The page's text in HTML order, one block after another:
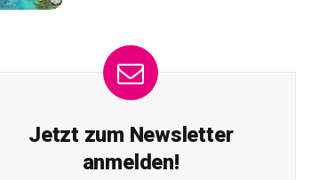
Jetzt zum Newsletter
anmelden!